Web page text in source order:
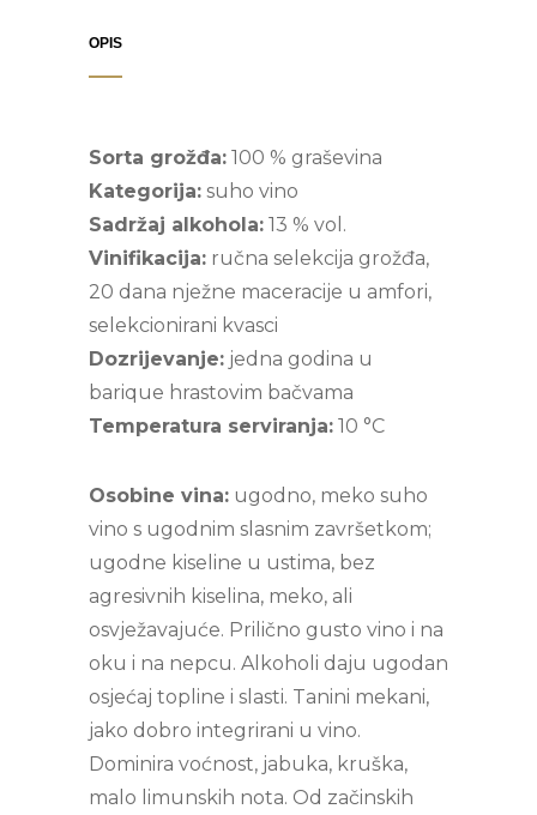
OPIS
Sorta grožđa: 100 % graševina
Kategorija: suho vino
Sadržaj alkohola: 13 % vol.
Vinifikacija: ručna selekcija grožđa,
20 dana nježne maceracije u amfori,
selekcionirani kvasci
Dozrijevanje: jedna godina u
barique hrastovim bačvama
Temperatura serviranja: 10 °C
Osobine vina: ugodno, meko suho
vino s ugodnim slasnim završetkom;
ugodne kiseline u ustima, bez
agresivnih kiselina, meko, ali
osvježavajuće. Prilično gusto vino i na
oku i na nepcu. Alkoholi daju ugodan
osjećaj topline i slasti. Tanini mekani,
jako dobro integrirani u vino.
Dominira voćnost, jabuka, kruška,
malo limunskih nota. Od začinskih